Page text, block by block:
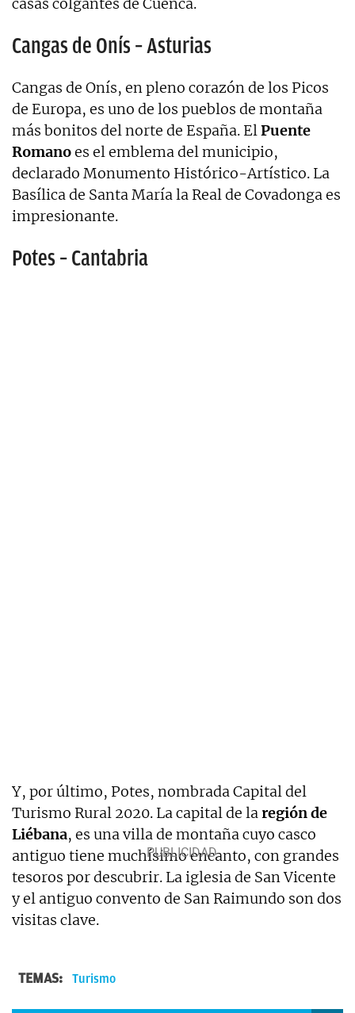
Cangas de Onís – Asturias
Cangas de Onís, en pleno corazón de los Picos
de Europa, es uno de los pueblos de montaña
más bonitos del norte de España. ElPuente
Romanoes el emblema del municipio,
declarado Monumento Histórico-Artístico. La
Basílica de Santa María la Real de Covadonga es
impresionante.
Potes – Cantabria
Y, por último, Potes, nombrada Capital del
Turismo Rural 2020. La capital de laregión de
Liébana, es una villa de montaña cuyo casco
antiguo tiene muchísimo encanto, con grandes
tesoros por descubrir. La iglesia de San Vicente
y el antiguo convento de San Raimundo son dos
visitas clave.
TEMAS: Turismo